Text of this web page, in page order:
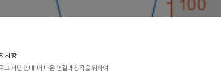
사항
그 개편 안내: 더 나은 연결과 창작을 위하여